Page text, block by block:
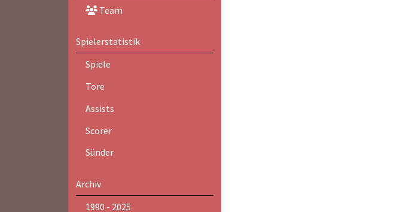
Team
Spielerstatistik
Spiele
Tore
Assists
Scorer
Sünder
Archiv
1990 - 2025